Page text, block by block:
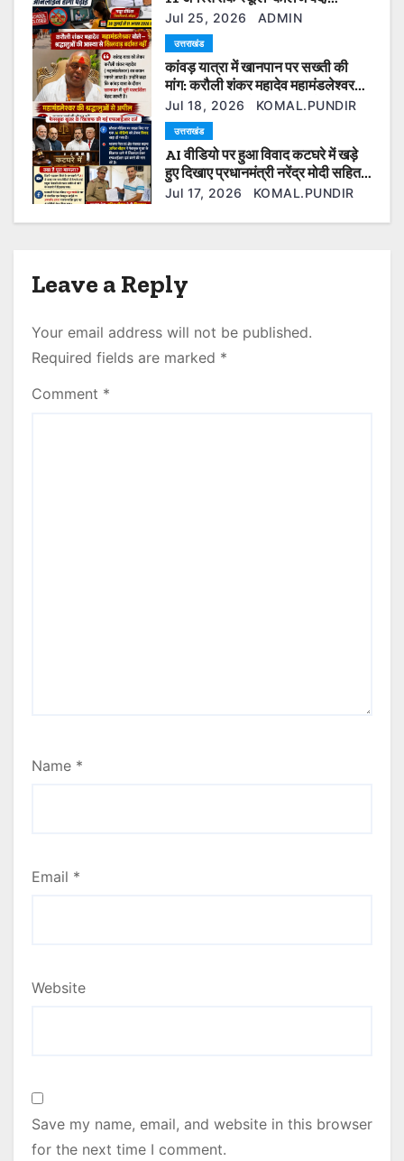
i
o
n
ऑनलाइन होगी पढ़ाई
Jul 25, 2026 ADMIN
उत्तराखंड
कांवड़ यात्रा में खानपान पर सख्ती की
मांग: करौली शंकर महादेव महामंडलेश्वर
बोले— श्रद्धालुओं की आस्था से खिलवाड़
बर्दाश्त नहीं
Jul 18, 2026 KOMAL.PUNDIR
उत्तराखंड
AI वीडियो पर हुआ विवाद कटघरे में खड़े
हुए दिखाए प्रधानमंत्री नरेंद्र मोदी सहित
कई ओर नेता फेसबुक यूजर के खिलाफ की
Jul 17, 2026 KOMAL.PUNDIR
Leave a Reply
Your email address will not be published.
Required fields are marked *
Comment *
Name *
Email *
Website
Save my name, email, and website in this browser
for the next time I comment.